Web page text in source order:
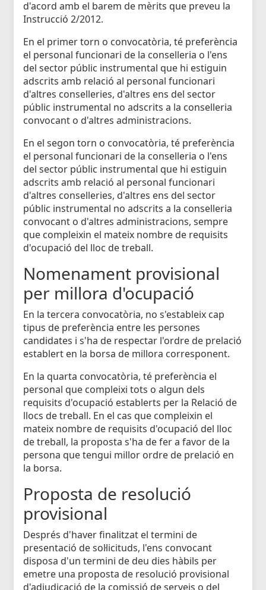
d'acord amb el barem de mèrits que preveu la
Instrucció 2/2012.
En el primer torn o convocatòria, té preferència
el personal funcionari de la conselleria o l'ens
del sector públic instrumental que hi estiguin
adscrits amb relació al personal funcionari
d'altres conselleries, d'altres ens del sector
públic instrumental no adscrits a la conselleria
convocant o d'altres administracions.
En el segon torn o convocatòria, té preferència
el personal funcionari de la conselleria o l'ens
del sector públic instrumental que hi estiguin
adscrits amb relació al personal funcionari
d'altres conselleries, d'altres ens del sector
públic instrumental no adscrits a la conselleria
convocant o d'altres administracions, sempre
que compleixin el mateix nombre de requisits
d'ocupació del lloc de treball.
Nomenament provisional
per millora d'ocupació
En la tercera convocatòria, no s'estableix cap
tipus de preferència entre les persones
candidates i s'ha de respectar l'ordre de prelació
establert en la borsa de millora corresponent.
En la quarta convocatòria, té preferència el
personal que compleixi tots o algun dels
requisits d'ocupació establerts per la Relació de
llocs de treball. En el cas que compleixin el
mateix nombre de requisits d'ocupació del lloc
de treball, la proposta s'ha de fer a favor de la
persona que tengui millor ordre de prelació en
la borsa.
Proposta de resolució
provisional
Després d'haver finalitzat el termini de
presentació de sol·licituds, l'ens convocant
disposa d'un termini de deu dies hàbils per
emetre una proposta de resolució provisional
d'adjudicació de la comissió de serveis o del